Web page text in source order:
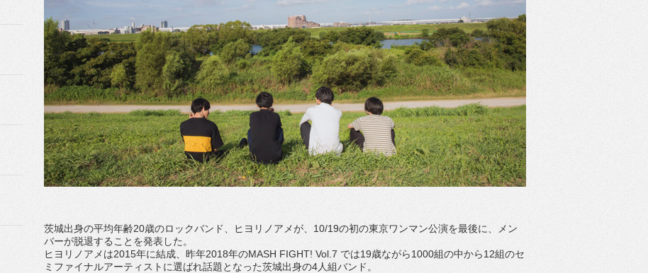
茨城出身の平均年齢20歳のロックバンド、ヒヨリノアメが、10/19の初の東京ワンマン公演を最後に、メン
バーが脱退することを発表した。
ヒヨリノアメは2015年に結成、昨年2018年のMASH FIGHT! Vol.7 では19歳ながら1000組の中から12組のセ
ミファイナルアーティストに選ばれ話題となった茨城出身の4人組バンド。